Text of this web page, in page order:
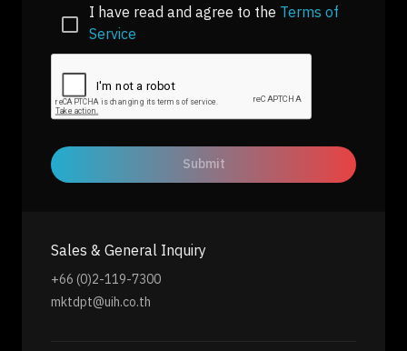
I have read and agree to the Terms of
Service
Submit
Sales & General Inquiry
+66 (0)2-119-7300
mktdpt@uih.co.th